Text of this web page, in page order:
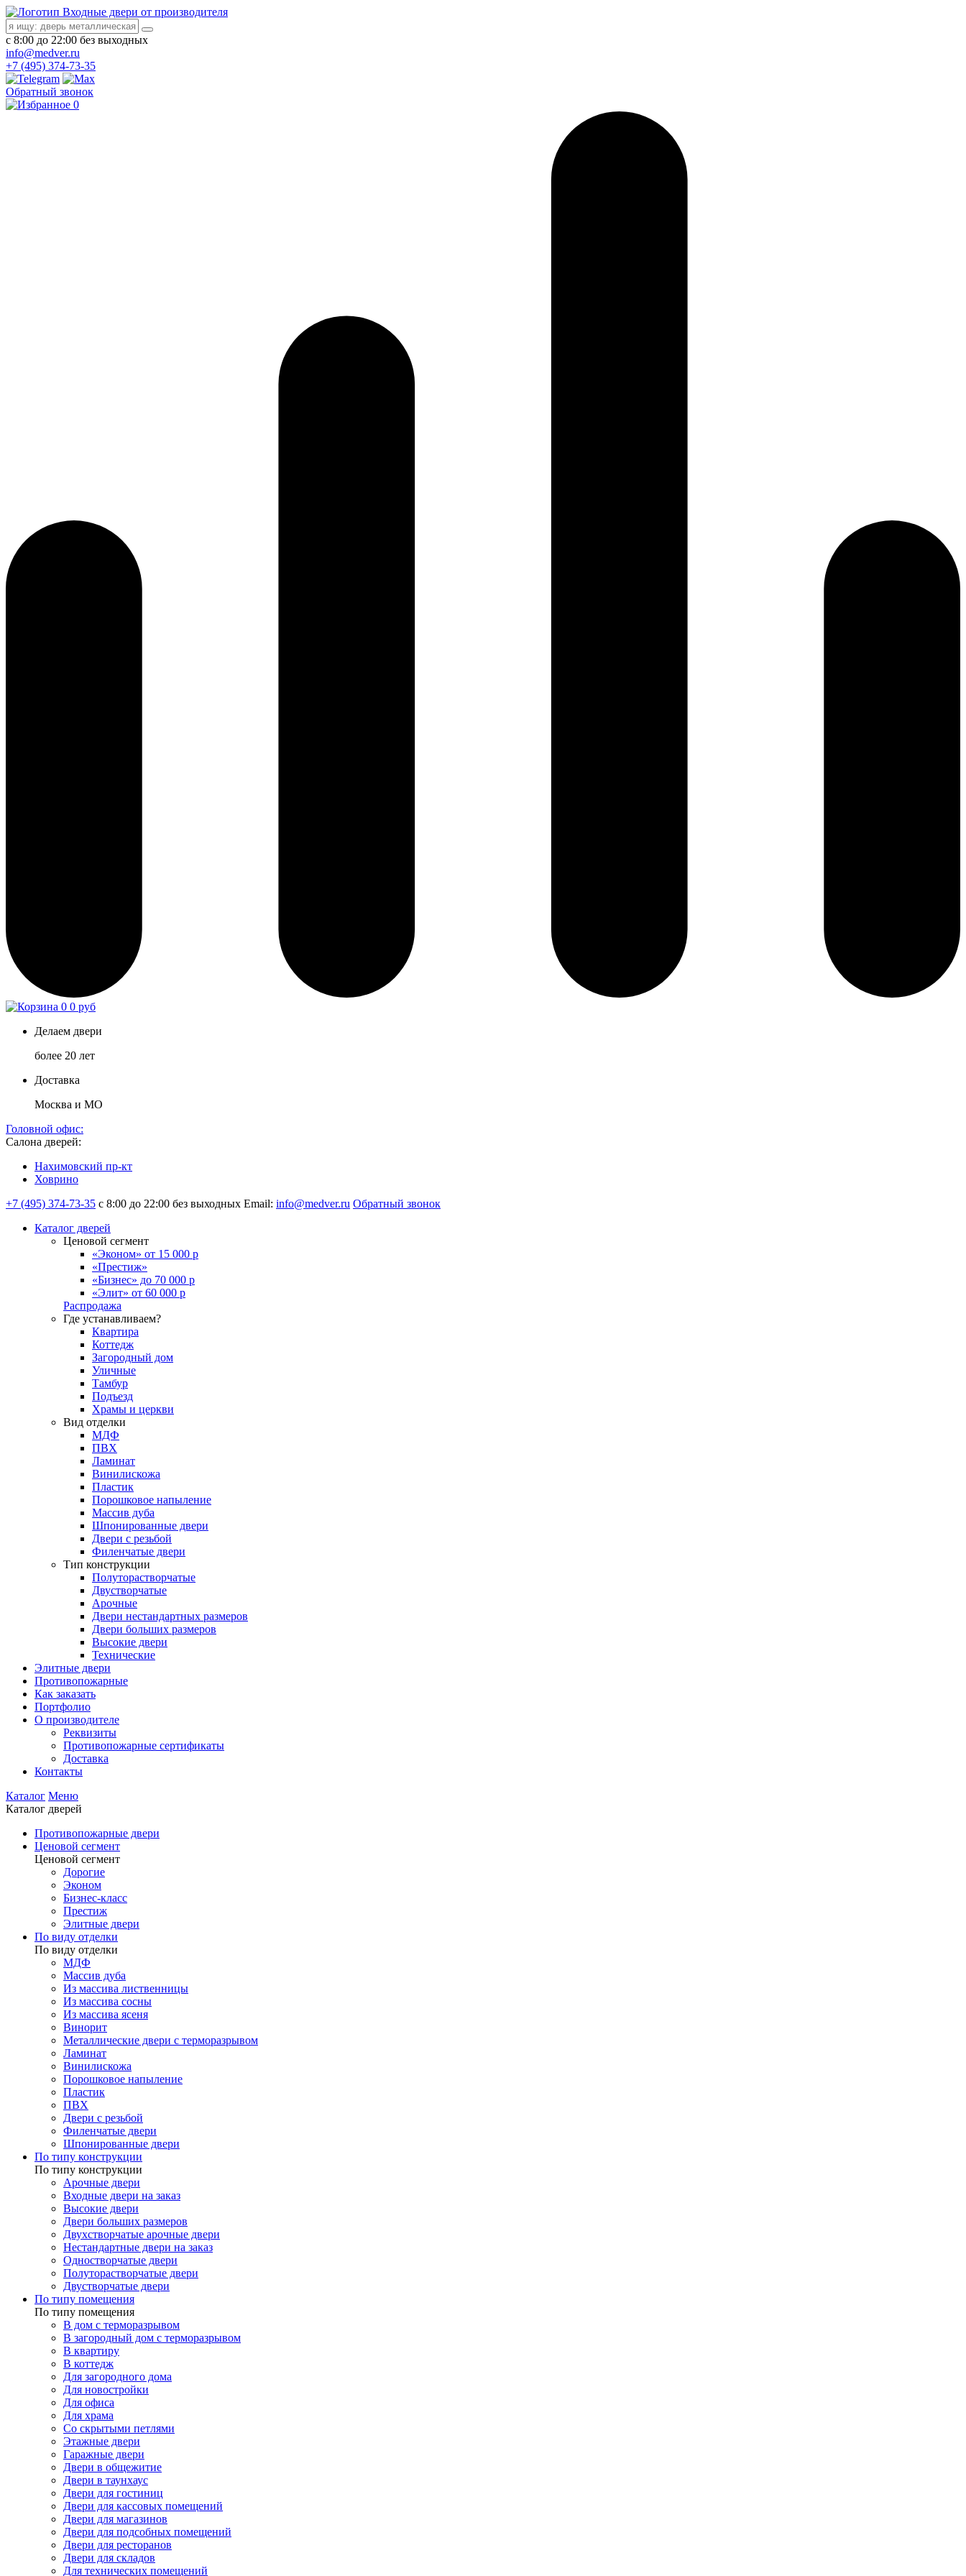
Входные двери от производителя
с 8:00 до 22:00 без выходных
info@medver.ru
+7 (495) 374-73-35
Обратный звонок
0
0 0 руб
Делаем двери
более 20 лет
Доставка
Москва и МО
Головной офис:
Салона дверей:
Нахимовский пр-кт
Ховрино
+7 (495) 374-73-35 с 8:00 до 22:00 без выходных Email: info@medver.ru Обратный звонок
Каталог дверей
Ценовой сегмент
«Эконом» от 15 000 р
«Престиж»
«Бизнес» до 70 000 р
«Элит» от 60 000 р
Распродажа
Где устанавливаем?
Квартира
Коттедж
Загородный дом
Уличные
Тамбур
Подъезд
Храмы и церкви
Вид отделки
МДФ
ПВХ
Ламинат
Винилискожа
Пластик
Порошковое напыление
Массив дуба
Шпонированные двери
Двери с резьбой
Филенчатые двери
Тип конструкции
Полуторастворчатые
Двустворчатые
Арочные
Двери нестандартных размеров
Двери больших размеров
Высокие двери
Технические
Элитные двери
Противопожарные
Как заказать
Портфолио
О производителе
Реквизиты
Противопожарные сертификаты
Доставка
Контакты
Каталог Меню
Каталог дверей
Противопожарные двери
Ценовой сегмент
Ценовой сегмент
Дорогие
Эконом
Бизнес-класс
Престиж
Элитные двери
По виду отделки
По виду отделки
МДФ
Массив дуба
Из массива лиственницы
Из массива сосны
Из массива ясеня
Винорит
Металлические двери с терморазрывом
Ламинат
Винилискожа
Порошковое напыление
Пластик
ПВХ
Двери с резьбой
Филенчатые двери
Шпонированные двери
По типу конструкции
По типу конструкции
Арочные двери
Входные двери на заказ
Высокие двери
Двери больших размеров
Двухстворчатые арочные двери
Нестандартные двери на заказ
Одностворчатые двери
Полуторастворчатые двери
Двустворчатые двери
По типу помещения
По типу помещения
В дом с терморазрывом
В загородный дом с терморазрывом
В квартиру
В коттедж
Для загородного дома
Для новостройки
Для офиса
Для храма
Со скрытыми петлями
Этажные двери
Гаражные двери
Двери в общежитие
Двери в таунхаус
Двери для гостиниц
Двери для кассовых помещений
Двери для магазинов
Двери для подсобных помещений
Двери для ресторанов
Двери для складов
Для технических помещений